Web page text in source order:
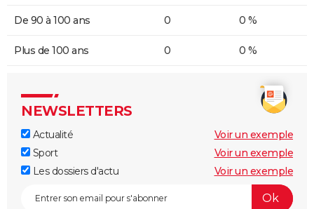
De 90 à 100 ans 0 0 %
Plus de 100 ans 0 0 %
NEWSLETTERS
Actualité
Voir un exemple
Sport
Voir un exemple
Les dossiers d'actu
Voir un exemple